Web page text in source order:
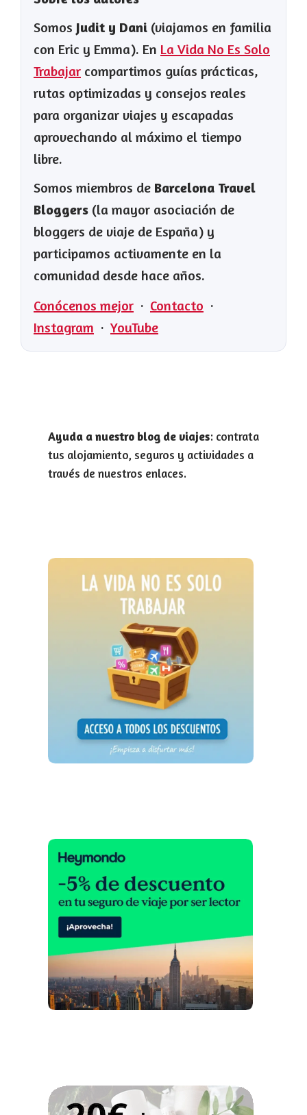
Somos Judit y Dani (viajamos en familia
con Eric y Emma). En La Vida No Es Solo
Trabajar compartimos guías prácticas,
rutas optimizadas y consejos reales
para organizar viajes y escapadas
aprovechando al máximo el tiempo
libre.
Somos miembros de Barcelona Travel
Bloggers (la mayor asociación de
bloggers de viaje de España) y
participamos activamente en la
comunidad desde hace años.
Conócenos mejor · Contacto ·
Instagram · YouTube
Ayuda a nuestro blog de viajes: contrata
tus alojamiento, seguros y actividades a
través de nuestros enlaces.